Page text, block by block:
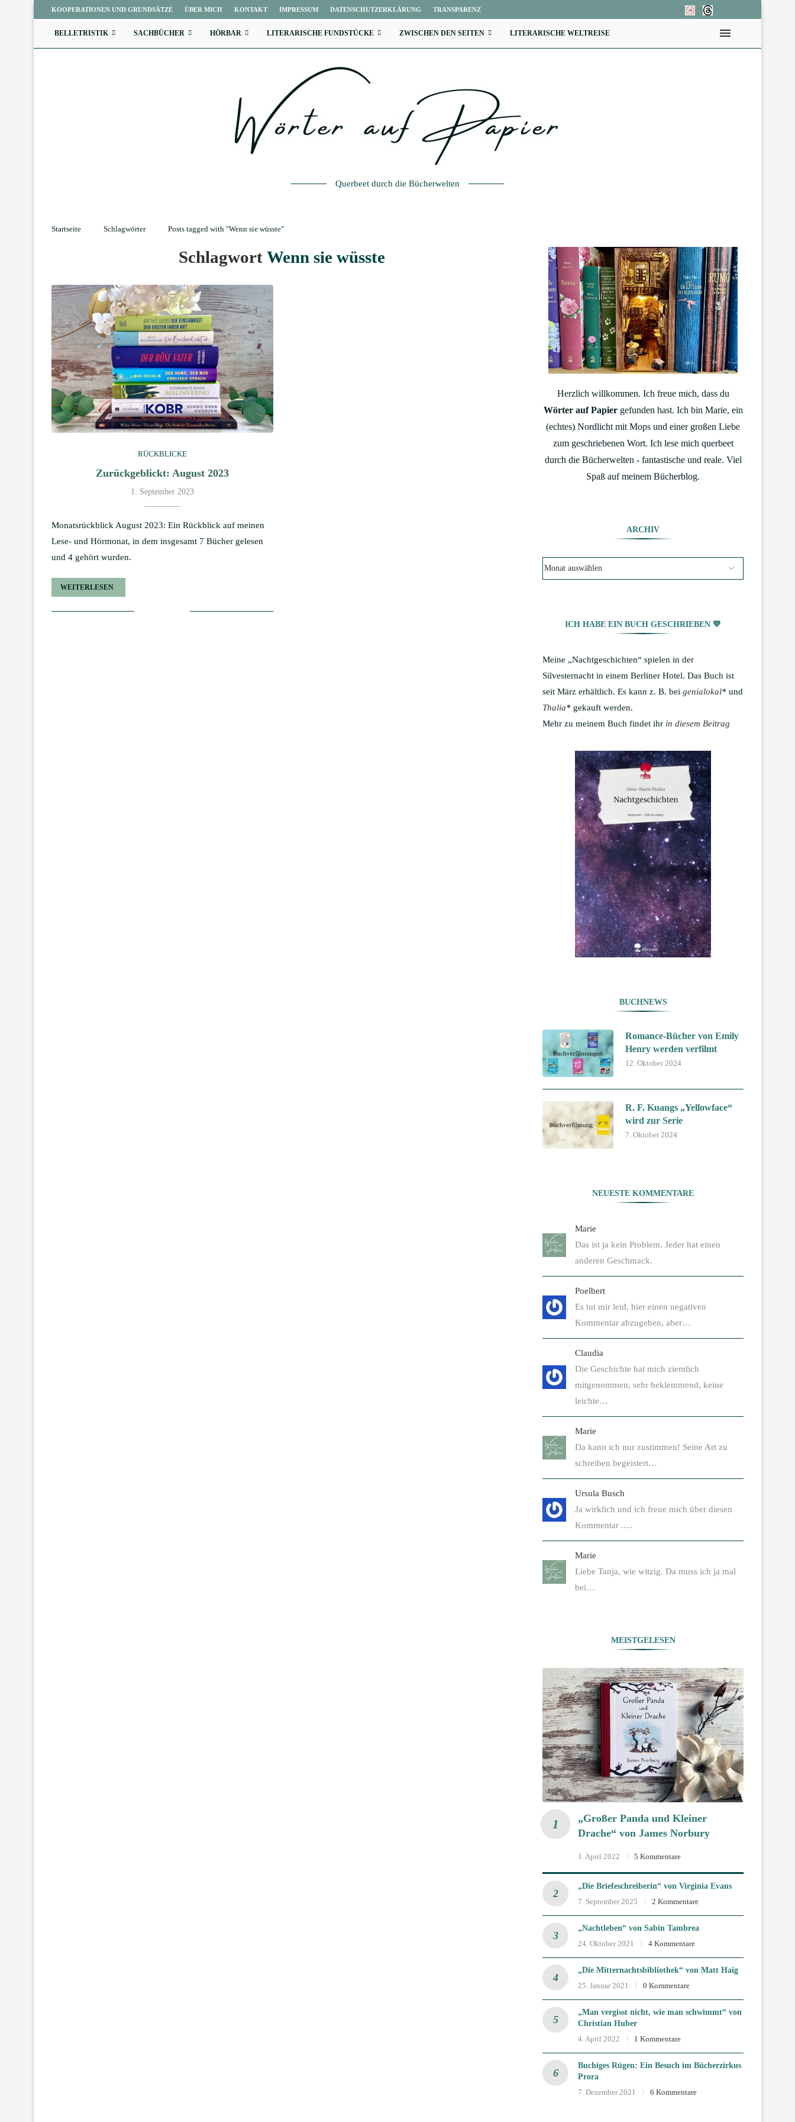
KOOPERATIONEN UND GRUNDSÄTZE ÜBER MICH KONTAKT IMPRESSUM DATENSCHUTZERKLÄRUNG TRANSPARENZ
BELLETRISTIK SACHBÜCHER HÖRBAR LITERARISCHE FUNDSTÜCKE ZWISCHEN DEN SEITEN LITERARISCHE WELTREISE
Querbeet durch die Bücherwelten
Startseite Schlagwörter Posts tagged with "Wenn sie wüsste"
SchlagwortWenn sie wüsste
RÜCKBLICKE
Zurückgeblickt: August 2023
1. September 2023
Monatsrückblick August 2023: Ein Rückblick auf meinen
Lese- und Hörmonat, in dem insgesamt 7 Bücher gelesen
und 4 gehört wurden.
WEITERLESEN
Herzlich willkommen. Ich freue mich, dass du
Wörter auf Papiergefunden hast. Ich bin Marie, ein
(echtes) Nordlicht mit Mops und einer großen Liebe
zum geschriebenen Wort. Ich lese mich querbeet
durch die Bücherwelten - fantastische und reale. Viel
Spaß auf meinem Bücherblog.
ARCHIV
ICH HABE EIN BUCH GESCHRIEBEN 💙
Meine „Nachtgeschichten“ spielen in der
Silvesternacht in einem Berliner Hotel. Das Buch ist
seit März erhältlich. Es kann z. B. bei genialokal* und
Thalia* gekauft werden.
Mehr zu meinem Buch findet ihr in diesem Beitrag
BUCHNEWS
Romance-Bücher von Emily
Henry werden verfilmt
12. Oktober 2024
R. F. Kuangs „Yellowface“
wird zur Serie
7. Oktober 2024
NEUESTE KOMMENTARE
Marie
Das ist ja kein Problem. Jeder hat einen
anderen Geschmack.
Poelbert
Es tut mir leid, hier einen negativen
Kommentar abzugeben, aber…
Claudia
Die Geschichte hat mich ziemlich
mitgenommen, sehr beklemmend, keine
leichte…
Marie
Da kann ich nur zustimmen! Seine Art zu
schreiben begeistert…
Ursula Busch
Ja wirklich und ich freue mich über diesen
Kommentar .…
Marie
Liebe Tanja, wie witzig. Da muss ich ja mal
bei…
MEISTGELESEN
„Großer Panda und Kleiner
Drache“ von James Norbury
1. April 2022 5 Kommentare
„Die Briefeschreiberin“ von Virginia Evans
7. September 2025
2 Kommentare
„Nachtleben“ von Sabin Tambrea
24. Oktober 2021
4 Kommentare
„Die Mitternachtsbibliothek“ von Matt Haig
25. Januar 2021
0 Kommentare
„Man vergisst nicht, wie man schwimmt“ von
Christian Huber
4. April 2022
1 Kommentare
Buchiges Rügen: Ein Besuch im Bücherzirkus
Prora
7. Dezember 2021
6 Kommentare